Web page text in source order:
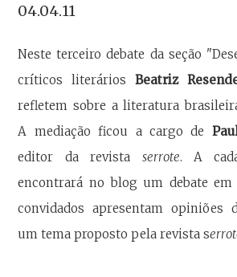
04.04.11
Neste terceiro debate da seção
críticos literários Beatriz
refletem sobre a literatura
A mediação ficou a cargo de
editor da revista serrote. A
encontrará no blog um debate
convidados apresentam opiniões
um tema proposto pela revista s